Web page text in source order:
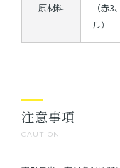
原材料
（赤
ル）
CAUTION
注意事項